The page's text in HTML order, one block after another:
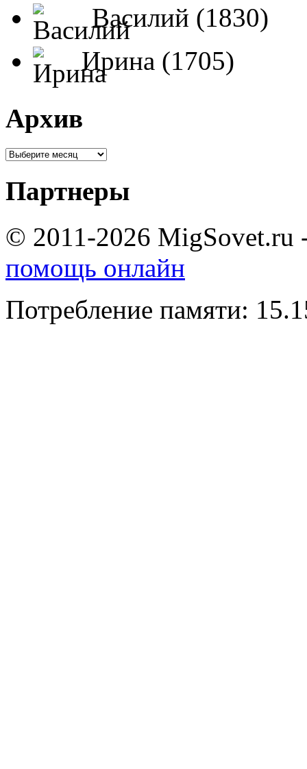
Василий (1830)
Ирина (1705)
Архив
Партнеры
© 2011-2026 MigSovet.ru
помощь онлайн
Потребление памяти: